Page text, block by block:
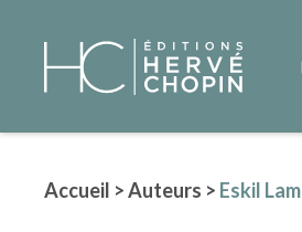
Accueil >Auteurs > Eskil Lam